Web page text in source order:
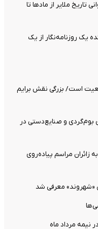
تاریخ ملایر از مادها تا
یک روزنامه‌نگار از یک
است/ بزرگی نقش برایم
از ۱۲ همتی برای بوم‌گردی و صنایع‌دستی در
منطقه ۴ تهران به زائران مراسم پیاده‌روی
«شهروند» معرفی شد
نیمه مرداد ماه